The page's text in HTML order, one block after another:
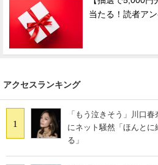
当たる！読者ア
アクセスランキング
1
「もう泣きそう」川口
にネット騒然「ほんと
る」